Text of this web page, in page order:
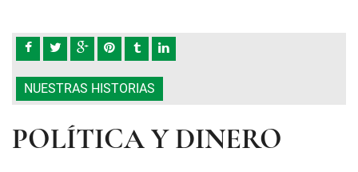
NUESTRAS HISTORIAS
POLÍTICA Y DINERO